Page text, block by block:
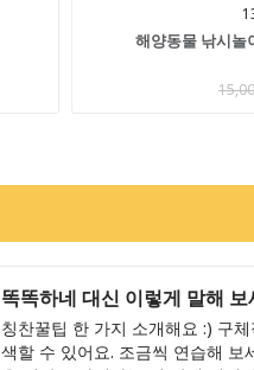
해양동물 낚시놀
똑똑하네 대신 이렇게 말해 보
칭찬꿀팁 한 가지 소개해요 :) 구
색할 수 있어요. 조금씩 연습해 보